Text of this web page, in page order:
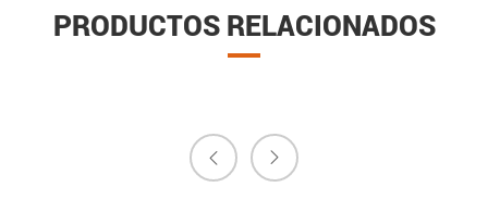
PRODUCTOS RELACIONADOS
 